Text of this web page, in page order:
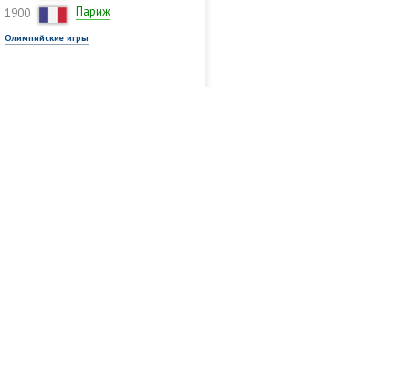
1900
Париж
Олимпийские игры